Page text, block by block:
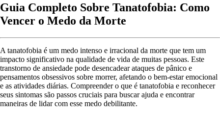
Guia Completo Sobre Tanatofobia: Como
Vencer o Medo da Morte
A tanatofobia é um medo intenso e irracional da morte que tem um
impacto significativo na qualidade de vida de muitas pessoas. Este
transtorno de ansiedade pode desencadear ataques de pânico e
pensamentos obsessivos sobre morrer, afetando o bem-estar emocional
e as atividades diárias. Compreender o que é tanatofobia e reconhecer
seus sintomas são passos cruciais para buscar ajuda e encontrar
maneiras de lidar com esse medo debilitante.